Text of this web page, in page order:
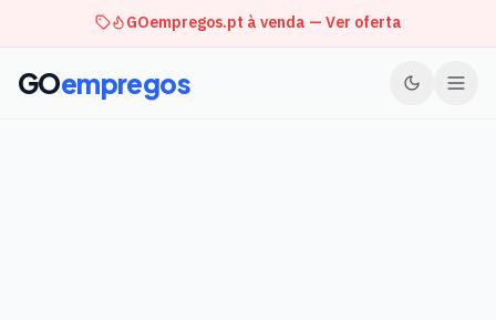
GOempregos.pt à venda — Ver oferta
GOempregos